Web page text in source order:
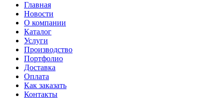
Главная
Новости
О компании
Каталог
Услуги
Производство
Портфолио
Доставка
Оплата
Как заказать
Контакты